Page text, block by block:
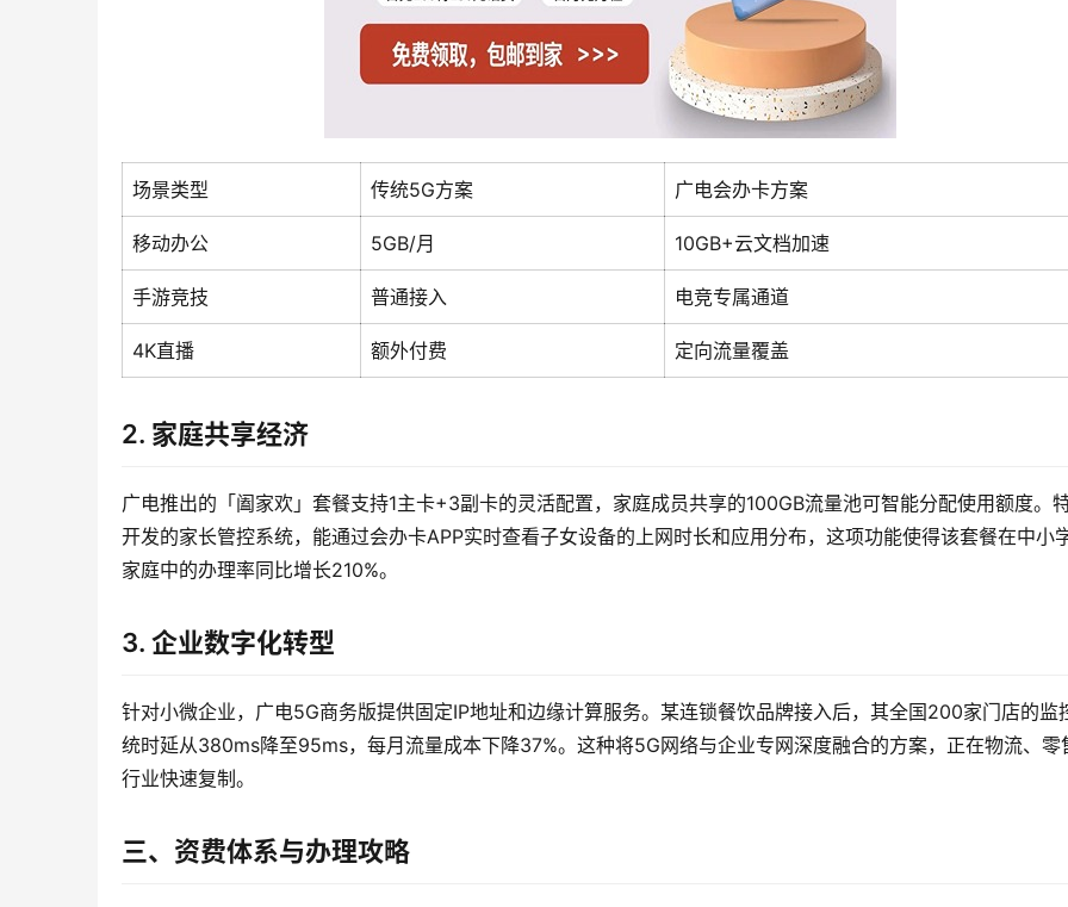
场景类型 传统5G方案 广电会办卡方案
移动办公 5GB/月 10GB+云文档加速
手游竞技 普通接入 电竞专属通道
4K直播 额外付费 定向流量覆盖
2. 家庭共享经济
广电推出的「阖家欢」套餐支持1主卡+3副卡的灵活配置，家庭成员共享的100GB流量池可智能分配使用额度。
开发的家长管控系统，能通过会办卡APP实时查看子女设备的上网时长和应用分布，这项功能使得该套餐在中小
家庭中的办理率同比增长210%。
3. 企业数字化转型
针对小微企业，广电5G商务版提供固定IP地址和边缘计算服务。某连锁餐饮品牌接入后，其全国200家门店的监
统时延从380ms降至95ms，每月流量成本下降37%。这种将5G网络与企业专网深度融合的方案，正在物流、零
行业快速复制。
三、资费体系与办理攻略